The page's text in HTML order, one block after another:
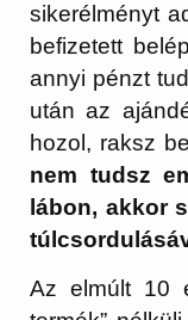
sikerélményt
befizetett
annyi pénzt
után az
hozol, raksz
nem tudsz
lábon, akkor
Az elmúlt 10